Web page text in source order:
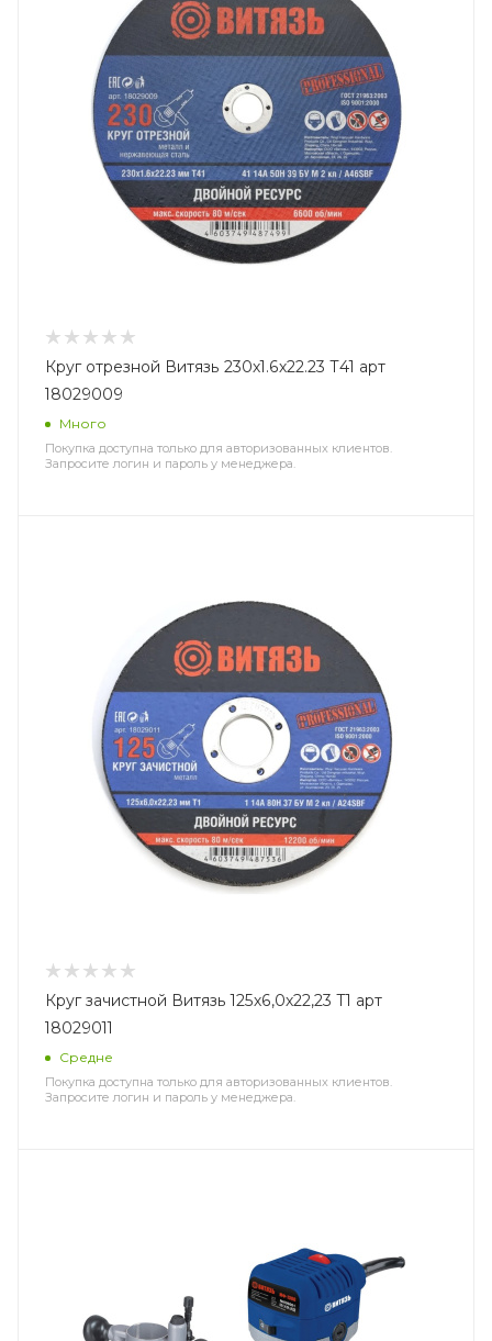
Круг отрезной Витязь 230х1.6х22.23 Т41 арт
18029009
Много
Покупка доступна только для авторизованных клиентов.
Запросите логин и пароль у менеджера.
Круг зачистной Витязь 125х6,0х22,23 Т1 арт
18029011
Средне
Покупка доступна только для авторизованных клиентов.
Запросите логин и пароль у менеджера.